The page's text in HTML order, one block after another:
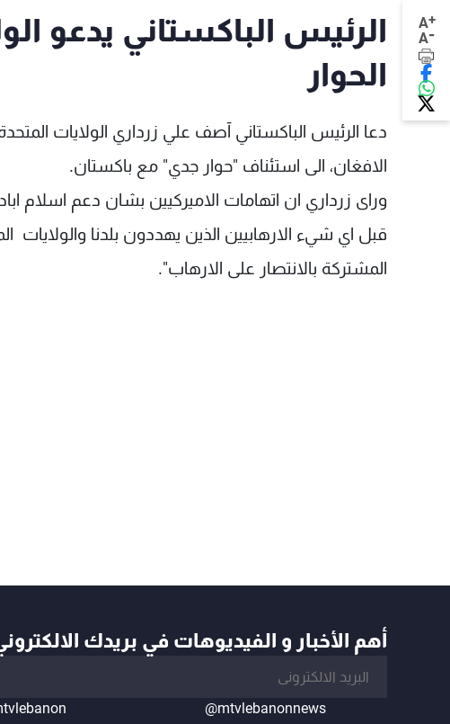
A+
A-
الرئيس الباكستاني يدعو
الحوار
دعا الرئيس الباكستاني آصف علي زرداري الولايات
الافغان، الى استئناف "حوار جدي" مع باكستان.
وراى زرداري ان اتهامات الاميركيين بشان دعم اسلام
قبل اي شيء الارهابيين الذين يهددون بلدنا والولايات
المشتركة بالانتصار على الارهاب".
أهم الأخبار و الفيديوهات في بريدك
@mtvlebanonnews